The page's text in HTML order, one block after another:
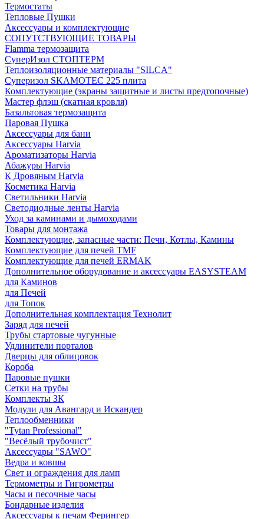
Термостаты
Тепловые Пушки
Аксессуары и комплектующие
СОПУТСТВУЮЩИЕ ТОВАРЫ
Flamma термозащита
СуперИзол СТОПТЕРМ
Теплоизоляционные материалы "SILCA"
Суперизол SKAMOTEC 225 плита
Комплектующие (экраны защитные и листы предтопочные)
Мастер флэш (скатная кровля)
Базальтовая термозащита
Паровая Пушка
Аксессуары для бани
Аксессуары Harvia
Ароматизаторы Harvia
Абажуры Harvia
К Дровяным Harvia
Косметика Harvia
Светильники Harvia
Светодиодные ленты Harvia
Уход за каминами и дымоходами
Товары для монтажа
Комплектующие, запасные части: Печи, Котлы, Камины
Комплектующие для печей TMF
Комплектующие для печей ERMAK
Дополнительное оборудование и аксессуары EASYSTEAM
для Каминов
для Печей
для Топок
Дополнительная комплектация Технолит
Заряд для печей
Трубы стартовые чугунные
Удлинители порталов
Дверцы для облицовок
Короба
Паровые пушки
Сетки на трубы
Комплекты ЗК
Модули для Авангард и Искандер
Теплообменники
"Tytan Professional"
"Весёлый трубочист"
Аксессуары "SAWO"
Ведра и ковшы
Свет и ограждения для ламп
Термометры и Гигрометры
Часы и песочные часы
Бондарные изделия
Аксессуары к печам Ферингер